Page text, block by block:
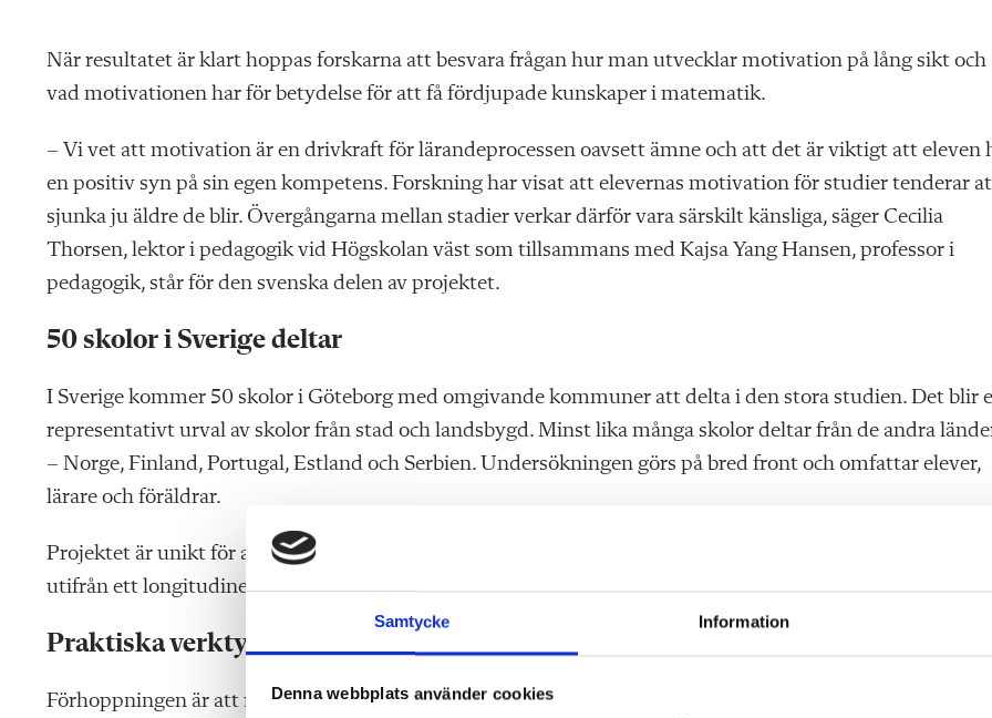
Samtycke Information
Denna webbplats använder cookies
När resultatet är klart hoppas forskarna att besvara frågan hur man utvecklar motivation på lång sikt och
vad motivationen har för betydelse för att få fördjupade kunskaper i matematik.
– Vi vet att motivation är en drivkraft för lärandeprocessen oavsett ämne och att det är viktigt att eleven
en positiv syn på sin egen kompetens. Forskning har visat att elevernas motivation för studier tenderar
sjunka ju äldre de blir. Övergångarna mellan stadier verkar därför vara särskilt känsliga, säger Cecilia
Thorsen, lektor i pedagogik vid Högskolan väst som tillsammans med Kajsa Yang Hansen, professor i
pedagogik, står för den svenska delen av projektet.
50 skolor i Sverige deltar
I Sverige kommer 50 skolor i Göteborg med omgivande kommuner att delta i den stora studien. Det blir
representativt urval av skolor från stad och landsbygd. Minst lika många skolor deltar från de andra
– Norge, Finland, Portugal, Estland och Serbien. Undersökningen görs på bred front och omfattar elever,
lärare och föräldrar.
Projektet är unikt för att det fokuserar på barnens matematiska motivation under grundskolans tidiga år
utifrån ett longitudinellt (över tid) och jämförande perspektiv (mellan olika länder).
Praktiska verktyg för klassrummet?
Förhoppningen är att resultatet kan visa på framgångsrika vägar för att öka och behålla motivationen för